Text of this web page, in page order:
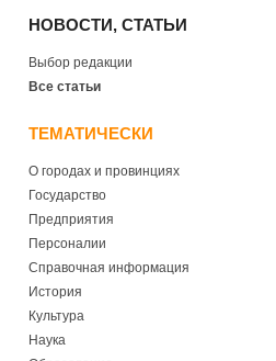
НОВОСТИ, СТАТЬИ
Выбор редакции
Все статьи
ТЕМАТИЧЕСКИ
О городах и провинциях
Государство
Предприятия
Персоналии
Справочная информация
История
Культура
Наука